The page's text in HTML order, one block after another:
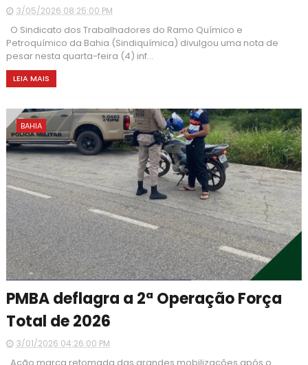
3/05/2026 08:25:00 PM
O Sindicato dos Trabalhadores do Ramo Químico e
Petroquímico da Bahia (Sindiquímica) divulgou uma nota de
pesar nesta quarta-feira (4) inf...
LEIA MAIS
BAHIA
PMBA deflagra a 2ª Operação Força
Total de 2026
3/01/2026 04:26:00 PM